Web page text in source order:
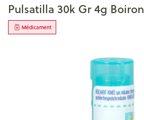
Pulsatilla 30k Gr 4g Boiron
Médicament